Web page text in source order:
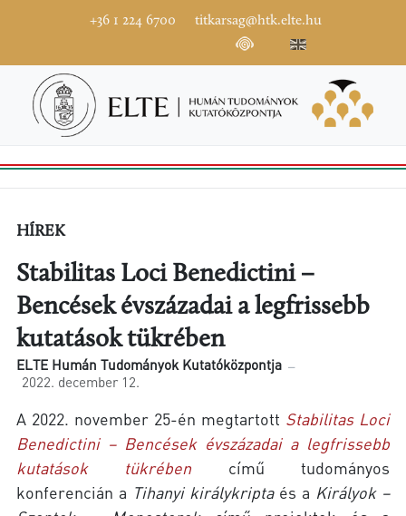
+36 1 224 6700 titkarsag@htk.elte.hu
HÍREK
Stabilitas Loci Benedictini −
Bencések évszázadai a legfrissebb
kutatások tükrében
ELTE Humán Tudományok Kutatóközpontja
2022. december 12.
A 2022. november 25-én megtartott Stabilitas Loci
Benedictini – Bencések évszázadai a legfrissebb
kutatások tükrében
című tudományos
konferencián a Tihanyi királykriptaés a Királyok −